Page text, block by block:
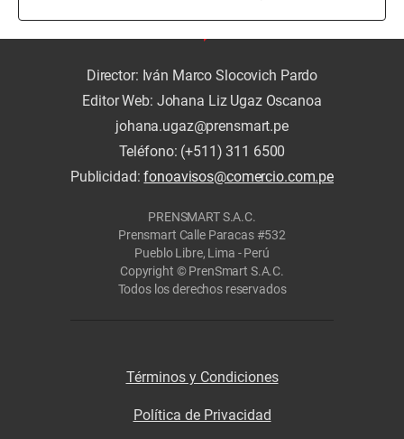
Director: Iván Marco Slocovich Pardo
Editor Web: Johana Liz Ugaz Oscanoa
johana.ugaz@prensmart.pe
Teléfono: (+511) 311 6500
Publicidad:fonoavisos@comercio.com.pe
PRENSMART S.A.C.
Prensmart Calle Paracas #532
Pueblo Libre, Lima - Perú
Copyright © PrenSmart S.A.C.
Todos los derechos reservados
Términos y Condiciones
Política de Privacidad